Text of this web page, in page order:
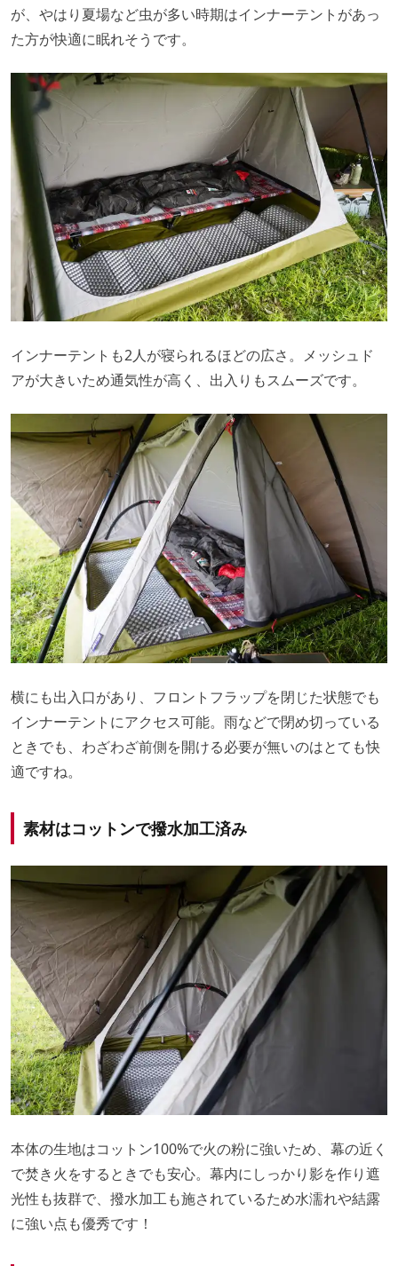
が、やはり夏場など虫が多い時期はインナーテントがあっ
た方が快適に眠れそうです。
インナーテントも2人が寝られるほどの広さ。メッシュド
アが大きいため通気性が高く、出入りもスムーズです。
横にも出入口があり、フロントフラップを閉じた状態でも
インナーテントにアクセス可能。雨などで閉め切っている
ときでも、わざわざ前側を開ける必要が無いのはとても快
適ですね。
素材はコットンで撥水加工済み
本体の生地はコットン100%で火の粉に強いため、幕の近く
で焚き火をするときでも安心。幕内にしっかり影を作り遮
光性も抜群で、撥水加工も施されているため水濡れや結露
に強い点も優秀です！